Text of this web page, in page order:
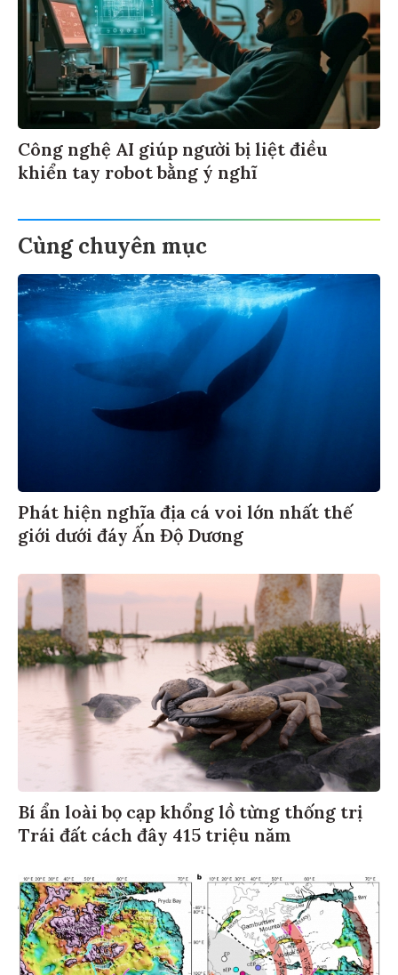
Công nghệ AI giúp người bị liệt điều
khiển tay robot bằng ý nghĩ
Cùng chuyên mục
Phát hiện nghĩa địa cá voi lớn nhất thế
giới dưới đáy Ấn Độ Dương
Bí ẩn loài bọ cạp khổng lồ từng thống trị
Trái đất cách đây 415 triệu năm